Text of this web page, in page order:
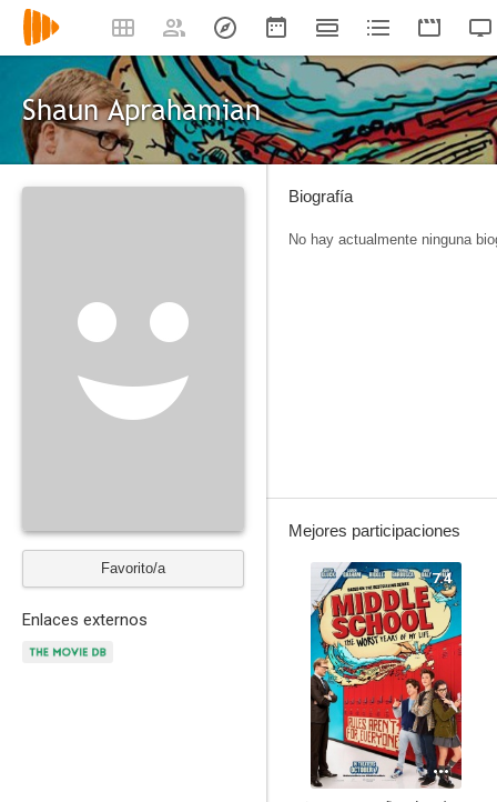
Shaun Aprahamian
Favorito/a
Enlaces externos
Biografía
No hay actualmente ninguna
Mejores participaciones
7.4